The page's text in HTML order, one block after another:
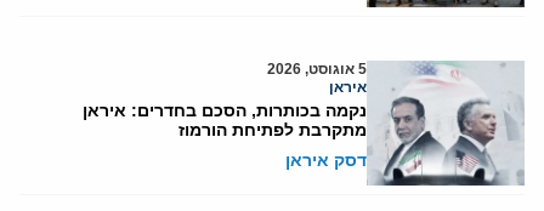
5 אוגוסט, 2026
איראן
נקמה בכותרות, הסכם בחדרים: איראן
מתקרבת לפתיחת הורמוז
דסק איראן